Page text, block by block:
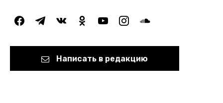
facebooktelegramvkontakteodnoklassniki
youtubeinstagramsoundcloud
Написать в редакцию